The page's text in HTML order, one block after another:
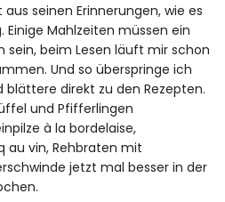
seinen Erinnerungen, wie es
Einige Mahlzeiten müssen ein
sein, beim Lesen läuft mir schon
Und so überspringe ich
direkt zu den Rezepten.
und Pfifferlingen
à la bordelaise,
au vin, Rehbraten mit
jetzt mal besser in der